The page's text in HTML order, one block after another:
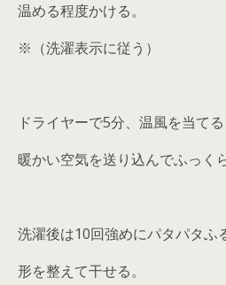
温める程度かける。
※（洗濯表示に従う）
ドライヤーで5分、温風を当てる
暖かい空気を送り込んでふっく
洗濯後は10回強めにパタパタふ
形を整えて干せる。